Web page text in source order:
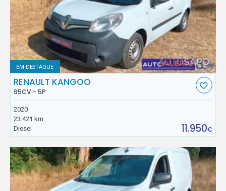
EM DESTAQUE
RENAULT KANGOO
95CV - 5P
2020
23.421 km
Diesel
11.950€